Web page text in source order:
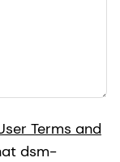
Terms and
dsm-